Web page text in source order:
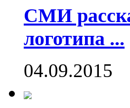
СМИ
логотипа ...
04.09.2015